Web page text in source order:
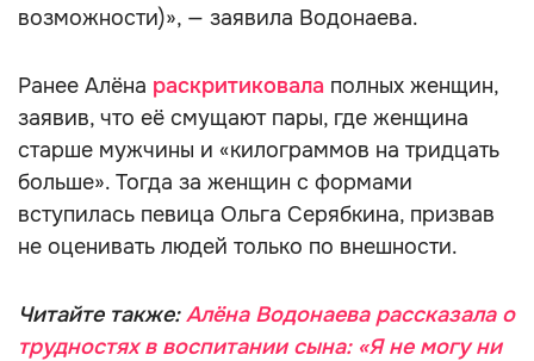
возможности)», — заявила Водонаева.
Ранее Алёна раскритиковала полных женщин,
заявив, что её смущают пары, где женщина
старше мужчины и «килограммов на тридцать
больше». Тогда за женщин с формами
вступилась певица Ольга Серябкина, призвав
не оценивать людей только по внешности.
Читайте также:Алёна Водонаева рассказала о
трудностях в воспитании сына: «Я не могу ни